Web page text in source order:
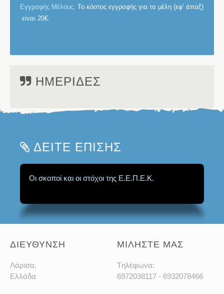
Εγγραφής Μέλους. Το κόστος εγγραφής για τα μέλη (εφ’ άπαξ)
είναι 20€.
ΗΜΕΡΙΔΕΣ
ΔΕΙΤΕ ΕΠΙΣΗΣ
Οι σκοποί και οι στόχοι της Ε.Ε.Π.Ε.Κ.
Ομάδες Εργασίας για την προώθηση των
ΔΙΕΥΘΥΝΣΗ
Λάρισα,
Ελλάδα
ΜΙΛΗΣΤΕ ΜΑΣ
Tηλέφωνα:
6972038117 - 6932078466